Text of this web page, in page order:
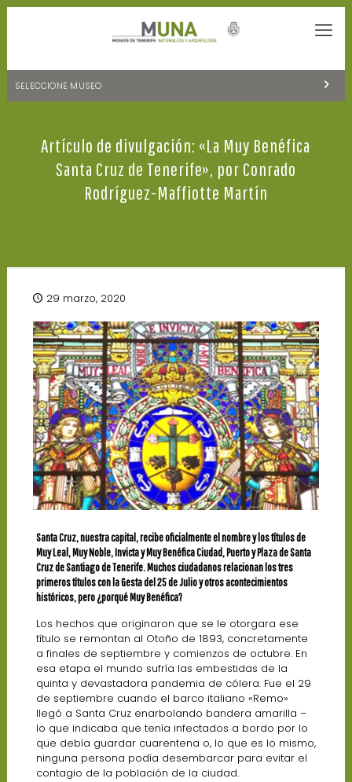
SELECCIONE MUSEO
NATURALEZA Y ARQUEOLOGÍA
Artículo de divulgación: «La Muy Benéfica
Santa Cruz de Tenerife», por Conrado
Rodríguez-Maffiotte Martín
29 marzo, 2020
Santa Cruz, nuestra capital, recibe oficialmente el nombre y los títulos de
Muy Leal, Muy Noble, Invicta y Muy Benéfica Ciudad, Puerto y Plaza de Santa
Cruz de Santiago de Tenerife. Muchos ciudadanos relacionan los tres
primeros títulos con la Gesta del 25 de Julio y otros acontecimientos
históricos, pero ¿porqué Muy Benéfica?
Los hechos que originaron que se le otorgara ese
título se remontan al Otoño de 1893, concretamente
a finales de septiembre y comienzos de octubre. En
esa etapa el mundo sufría las embestidas de la
quinta y devastadora pandemia de cólera. Fue el 29
de septiembre cuando el barco italiano «Remo»
llegó a Santa Cruz enarbolando bandera amarilla –
lo que indicaba que tenía infectados a bordo por lo
que debía guardar cuarentena o, lo que es lo mismo,
ninguna persona podía desembarcar para evitar el
contagio de la población de la ciudad.